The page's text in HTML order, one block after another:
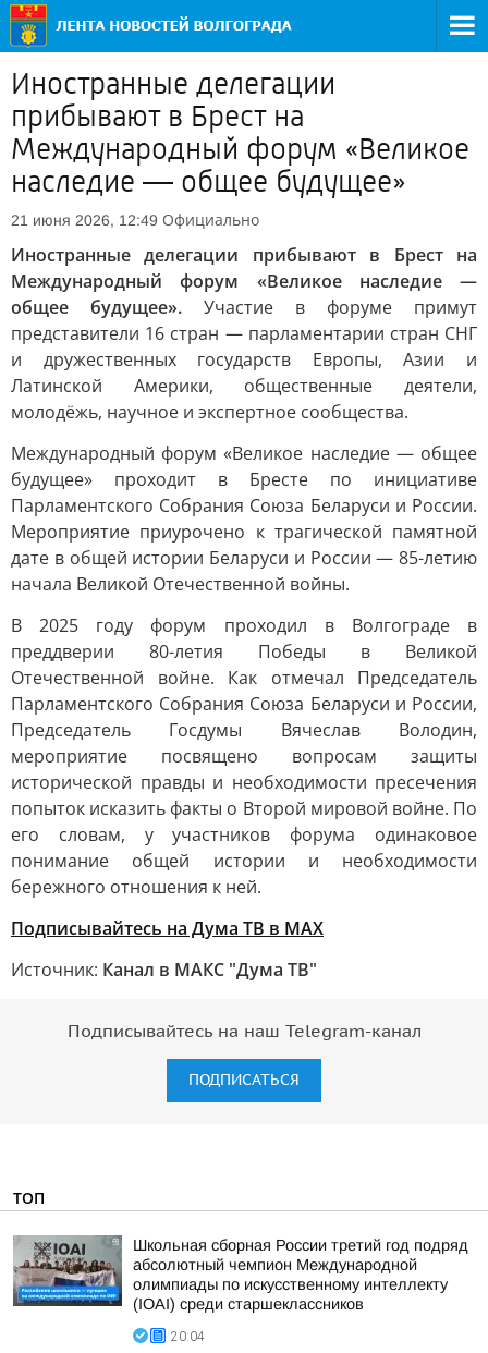
Иностранные делегации
прибывают в Брест на
Международный форум «Великое
наследие — общее будущее»
21 июня 2026, 12:49 Официально
Иностранные делегации прибывают в Брест на
Международный форум «Великое наследие —
общее будущее». Участие в форуме примут
представители 16 стран — парламентарии стран СНГ
и дружественных государств Европы, Азии и
Латинской Америки, общественные деятели,
молодёжь, научное и экспертное сообщества.
Международный форум «Великое наследие — общее
будущее» проходит в Бресте по инициативе
Парламентского Собрания Союза Беларуси и России.
Мероприятие приурочено к трагической памятной
дате в общей истории Беларуси и России — 85-летию
начала Великой Отечественной войны.
В 2025 году форум проходил в Волгограде в
преддверии 80-летия Победы в Великой
Отечественной войне. Как отмечал Председатель
Парламентского Собрания Союза Беларуси и России,
Председатель Госдумы Вячеслав Володин,
мероприятие посвящено вопросам защиты
исторической правды и необходимости пресечения
попыток исказить факты о Второй мировой войне. По
его словам, у участников форума одинаковое
понимание общей истории и необходимости
бережного отношения к ней.
Подписывайтесь на Дума ТВ в MAX
Источник: Канал в МАКС "Дума ТВ"
Подписывайтесь на наш Telegram-канал
ПОДПИСАТЬСЯ
ТОП
Школьная сборная России третий год подряд
абсолютный чемпион Международной
олимпиады по искусственному интеллекту
(IOAI) среди старшеклассников
20:04